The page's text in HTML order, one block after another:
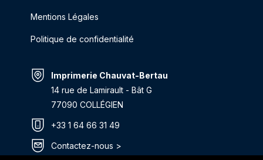
Mentions Légales
Politique de confidentialité
Imprimerie Chauvat-Bertau
14 rue de Lamirault - Bât G
77090 COLLÉGIEN
+33 1 64 66 31 49
Contactez-nous >